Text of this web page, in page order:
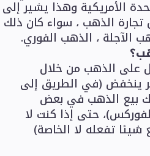
الأمريكية وهذا يشير إلى
الذهب ، سواء كان ذلك
الآجلة ، الذهب الفوري.
على الذهب من خلال
ينخفض (في الطريق إلى
بيع الذهب في بعض
حتى إذا كنت لا
تفعله لا الخاصة)